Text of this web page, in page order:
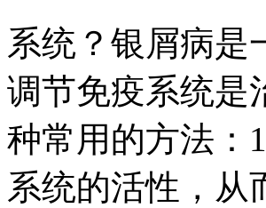
系统？银屑病是
调节免疫系统是
种常用的方法：
系统的活性，从